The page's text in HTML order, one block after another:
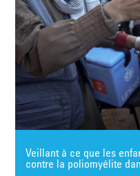
Veillant à ce que les
contre la poliomyélite